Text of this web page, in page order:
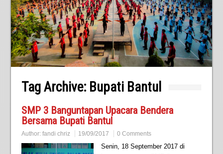
Tag Archive: Bupati Bantul
SMP 3 Banguntapan Upacara Bendera
Bersama Bupati Bantul
Author: fandi chriz 19/09/2017 0 Comments
Senin, 18 September 2017 di